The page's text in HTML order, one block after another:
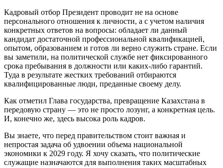
Кадровый отбор Президент проводит не на основе
персонального отношения к личности, а с учетом наличия
конкретных ответов на вопросы: обладает ли данный
кандидат достаточной профессиональной квалификацией,
опытом, образованием и готов ли верно служить стране. Если
вы заметили, на политической службе нет фиксированного
срока пребывания в должности или каких-либо гарантий.
Туда в результате жестких требований отбираются
квалифицированные люди, преданные своему делу.
Как отметил Глава государства, превращение Казахстана в
передовую страну — это не просто лозунг, а конкретная цель.
И, конечно же, здесь высока роль кадров.
Вы знаете, что перед правительством стоит важная и
непростая задача об удвоении объема национальной
экономики к 2029 году. Я хочу сказать, что политические
служащие назначаются для выполнения таких масштабных